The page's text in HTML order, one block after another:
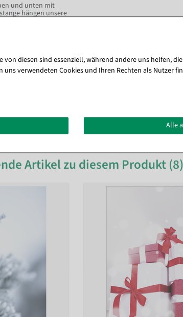
und unten mit
hängen unsere
DecoWoerner in
Sie sich selbst
Sale, Foyers und
im eigenen
DIN
Artikel zu diesem Produkt (8)
von diesen sind essenziell, während andere uns helfen,
verwendeten Cookies und Ihren Rechten als Nutzer
Alle